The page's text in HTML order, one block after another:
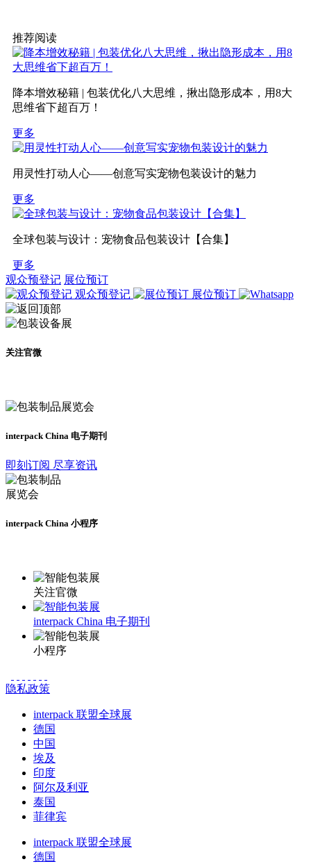
推荐阅读
降本增效秘籍 | 包装优化八大思维，揪出隐形成本，用8大
思维省下超百万！
更多
用灵性打动人心——创意写实宠物包装设计的魅力
更多
全球包装与设计：宠物食品包装设计【合集】
更多
观众预登记 展位预订
观众预登记
展位预订
关注官微
interpack China 电子期刊
即刻订阅 尽享资讯
interpack China 小程序
关注官微
interpack China 电子期刊
小程序
隐私政策
interpack 联盟全球展
德国
中国
埃及
印度
阿尔及利亚
泰国
菲律宾
interpack 联盟全球展
德国